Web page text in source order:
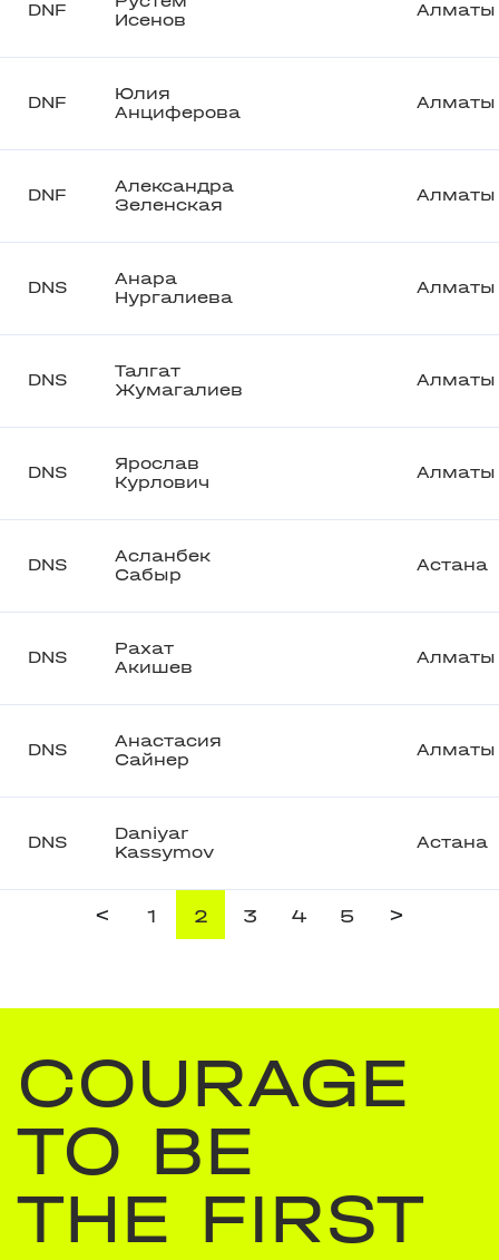
DNF
Исенов
Алматы
DNF
Юлия
Анциферова
Алматы
DNF
Александра
Зеленская
Алматы
DNS
Анара
Нургалиева
Алматы
DNS
Талгат
Жумагалиев
Алматы
DNS
Ярослав
Курлович
Алматы
DNS
Асланбек
Сабыр
Астана
DNS
Рахат
Акишев
Алматы
DNS
Анастасия
Сайнер
Алматы
DNS
Daniyar
Kassymov
Астана
< 1 2 3 4 5 >
COURAGE
TO BE
THE FIRST